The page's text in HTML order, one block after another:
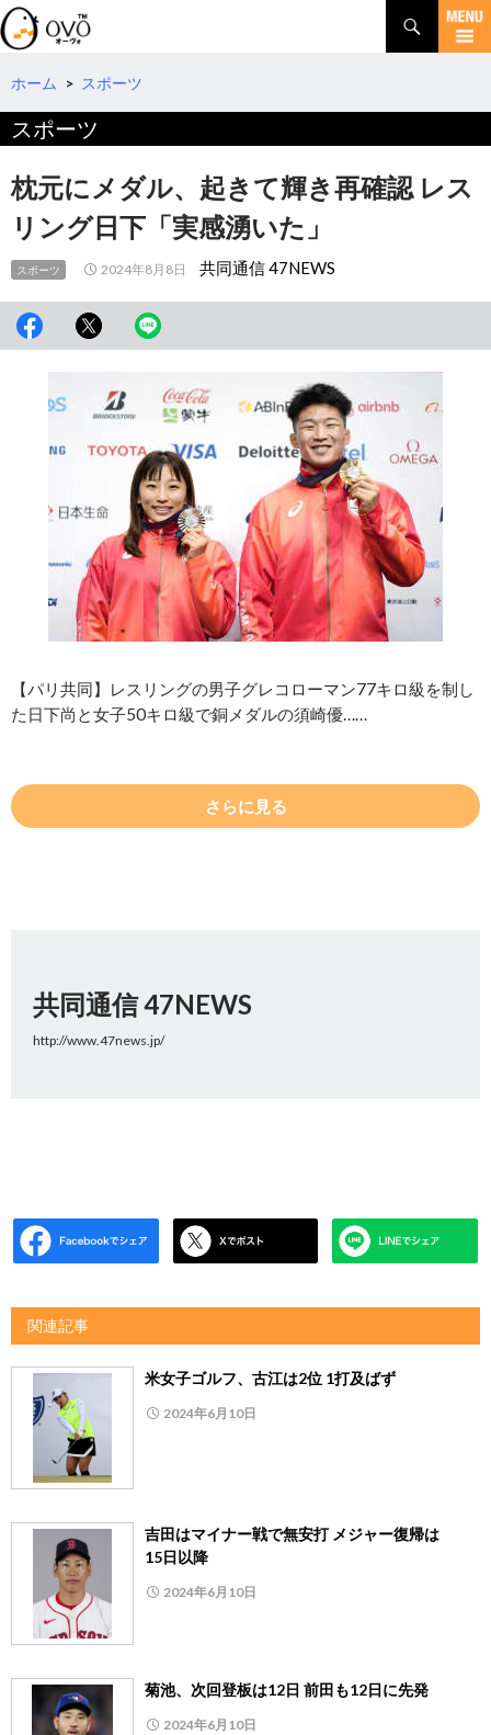
検
索
コ
テ
へ
動
ホーム > スポーツ
スポーツ
枕元にメダル、起きて輝き再確認 レス
リング日下「実感湧いた」
スポーツ 2024年8月8日 共同通信 47NEWS
【パリ共同】レスリングの男子グレコローマン77キロ級を制し
た日下尚と女子50キロ級で銅メダルの須崎優……
さらに見る
共同通信 47NEWS
http://www.47news.jp/
関連記事
米女子ゴルフ、古江は2位 1打及ばず
2024年6月10日
吉田はマイナー戦で無安打 メジャー復帰は
15日以降
2024年6月10日
菊池、次回登板は12日 前田も12日に先発
2024年6月10日